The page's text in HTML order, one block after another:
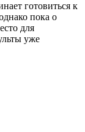
готовиться к
пока о
для
уже